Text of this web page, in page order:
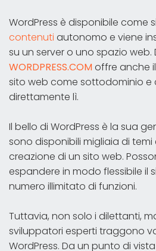
WordPress è disponibile come
contenuti autonomo e viene
su un server o uno spazio web.
WORDPRESS.COMoffre anche
sito web come sottodominio e
direttamente lì.
Il bello di WordPress è la sua
sono disponibili migliaia di temi
creazione di un sito web.
espandere in modo flessibile il
numero illimitato di funzioni.
Tuttavia, non solo i dilettanti,
sviluppatori esperti traggono
WordPress. Da un punto di